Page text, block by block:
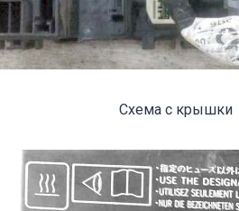
Схема с крышки